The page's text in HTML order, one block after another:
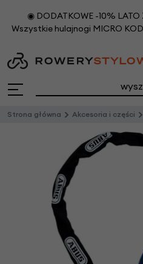
◉ DODATKOWE -10%
Wszystkie hulajnogi MICRO
Strona główna Akcesoria i części